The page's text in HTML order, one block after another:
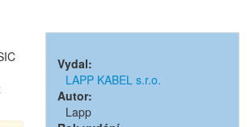
Vydal:
LAPP KABEL s.r.o.
Autor:
Lapp